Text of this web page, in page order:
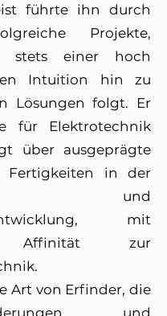
führte ihn durch
Projekte,
stets einer hoch
Intuition hin zu
Lösungen folgt. Er
für Elektrotechnik
über ausgeprägte
Fertigkeiten in der
und
mit
Affinität zur
Art von Erfinder, die
und